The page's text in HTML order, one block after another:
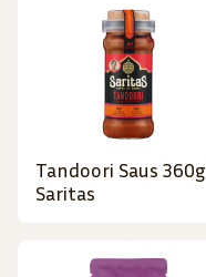
Tandoori Saus 360g
Saritas